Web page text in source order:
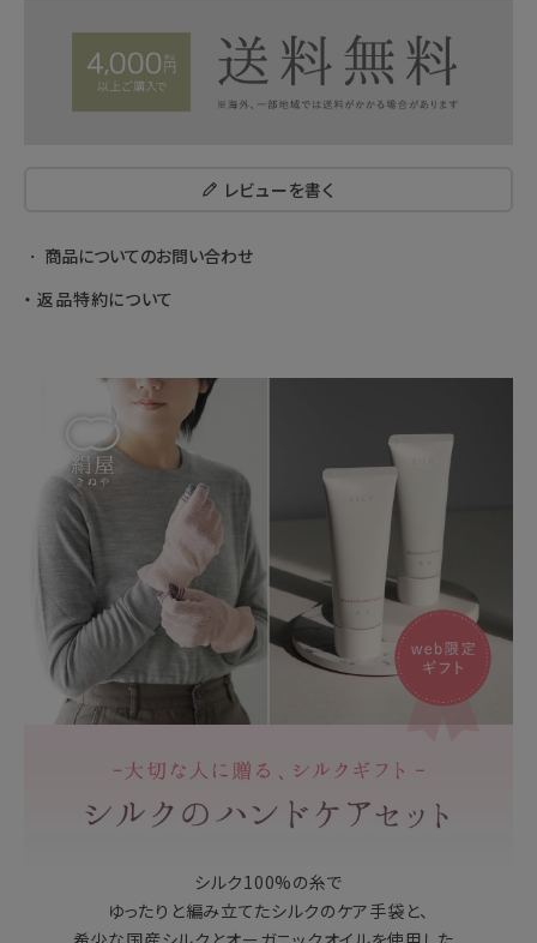
レビューを書く
商品についてのお問い合わせ
返品特約について
シルク100%の糸で
ゆったりと編み立てたシルクのケア手袋と、